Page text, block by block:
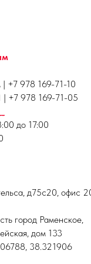
| +7 978 169-71-10
| +7 978 169-71-05
до 17:00
д75с20, офис
город Раменское,
дом 133
38.321906